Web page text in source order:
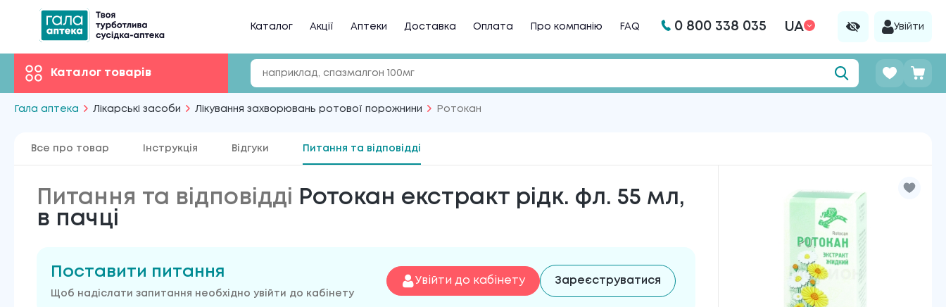
Каталог Акції Аптеки Доставка Оплата Про компанію FAQ 0 800 338 035 UA Увійти
Каталог товарів
Гала аптека Лікарські засоби Лікування захворювань ротової порожнини Ротокан
Все про товар Інструкція Відгуки Питання та відповідді
Питання та відповідді Ротокан екстракт рідк. фл. 55 мл,
в пачці
Поставити питання
Щоб надіслати запитання необхідно увійти до кабінету
Увійти до кабінету Зареєструватися